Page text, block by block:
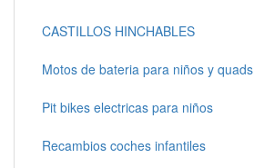
CASTILLOS HINCHABLES
Motos de bateria para niños y quads
Pit bikes electricas para niños
Recambios coches infantiles